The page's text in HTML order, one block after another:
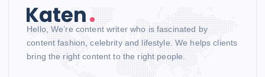
Hello, We’re content writer who is fascinated by
content fashion, celebrity and lifestyle. We helps clients
bring the right content to the right people.